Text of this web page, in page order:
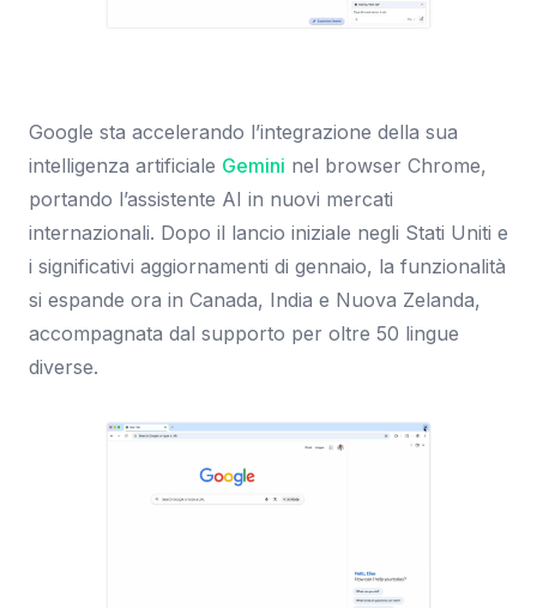
Google sta accelerando l’integrazione della sua
intelligenza artificiale Gemini nel browser Chrome,
portando l’assistente AI in nuovi mercati
internazionali. Dopo il lancio iniziale negli Stati Uniti e
i significativi aggiornamenti di gennaio, la funzionalità
si espande ora in Canada, India e Nuova Zelanda,
accompagnata dal supporto per oltre 50 lingue
diverse.